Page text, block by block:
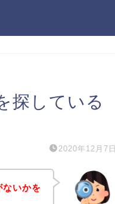
探している
2020年12月7日
ないかを